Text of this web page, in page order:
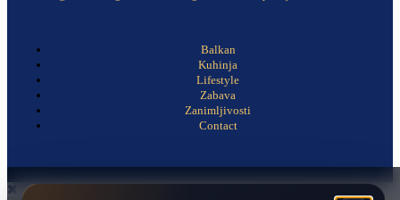
Balkan
Kuhinja
Lifestyle
Zabava
Zanimljivosti
Contact